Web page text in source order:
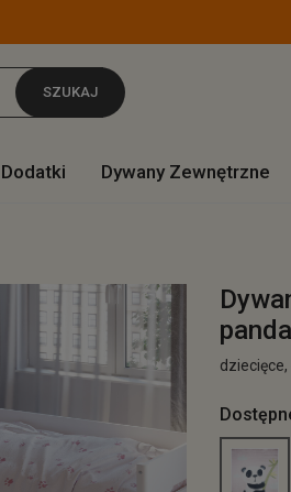
SZUKAJ
Dodatki Dywany Zewnętrzne